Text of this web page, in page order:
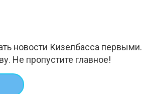
новости Кизелбасса первыми.
Не пропустите главное!